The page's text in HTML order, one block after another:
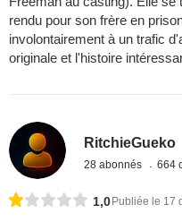
rendu pour son frère en
involontairement à un trafic
originale et l'histoire
RitchieGueko
28 abonnés 664
1,0 Publiée le 17